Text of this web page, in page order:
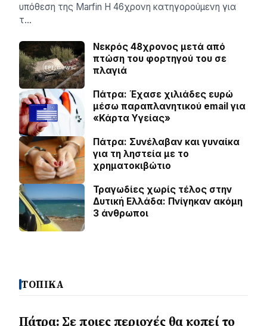
υπόθεση της Marfin Η 46χρονη κατηγορούμενη για
τ…
Νεκρός 48χρονος μετά από
πτώση του φορτηγού του σε
πλαγιά
Πάτρα: Έχασε χιλιάδες ευρώ
μέσω παραπλανητικού email για
«Κάρτα Υγείας»
Πάτρα: Συνέλαβαν και γυναίκα
για τη ληστεία με το
χρηματοκιβώτιο
Τραγωδίες χωρίς τέλος στην
Δυτική Ελλάδα: Πνίγηκαν ακόμη
3 άνθρωποι
ΤΟΠΙΚΑ
Πάτρα: Σε ποιες περιοχές θα κοπεί το